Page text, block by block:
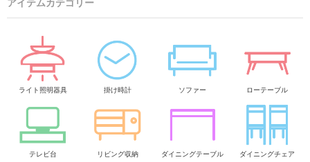
アイテムカテゴリー
ライト照明器具 掛け時計 ソファー ローテーブル
テレビ台 リビング収納 ダイニングテーブル ダイニングチェア